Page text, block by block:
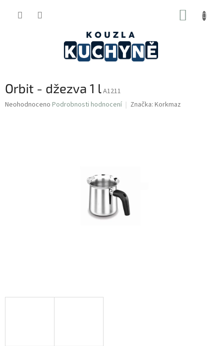
Orbit - džezva 1 lA1211
Průměrné
Neohodnoceno Podrobnosti hodnocení Značka: Korkmaz